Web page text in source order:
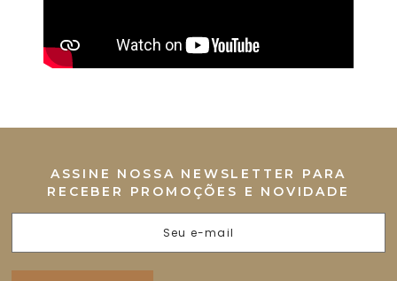
ASSINE NOSSA NEWSLETTER PARA
RECEBER PROMOÇÕES E NOVIDADE